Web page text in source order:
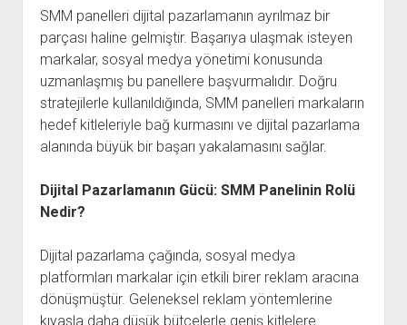
SMM panelleri dijital pazarlamanın ayrılmaz bir
parçası haline gelmiştir. Başarıya ulaşmak isteyen
markalar, sosyal medya yönetimi konusunda
uzmanlaşmış bu panellere başvurmalıdır. Doğru
stratejilerle kullanıldığında, SMM panelleri markaların
hedef kitleleriyle bağ kurmasını ve dijital pazarlama
alanında büyük bir başarı yakalamasını sağlar.
Dijital Pazarlamanın Gücü: SMM Panelinin Rolü
Nedir?
Dijital pazarlama çağında, sosyal medya
platformları markalar için etkili birer reklam aracına
dönüşmüştür. Geleneksel reklam yöntemlerine
kıyasla daha düşük bütçelerle geniş kitlelere